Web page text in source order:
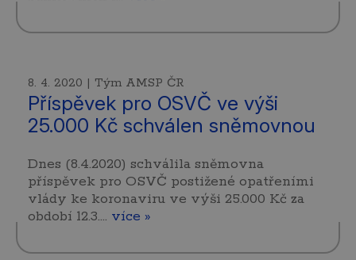
8. 4. 2020 | Tým AMSP ČR
Příspěvek pro OSVČ ve výši
25.000 Kč schválen sněmovnou
Dnes (8.4.2020) schválila sněmovna
příspěvek pro OSVČ postižené opatřeními
vlády ke koronaviru ve výši 25.000 Kč za
období 12.3.… více »